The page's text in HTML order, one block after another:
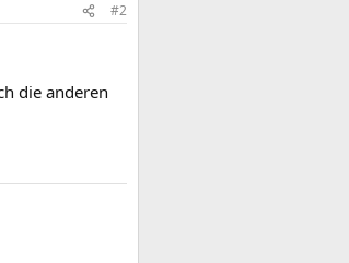
#2
die anderen